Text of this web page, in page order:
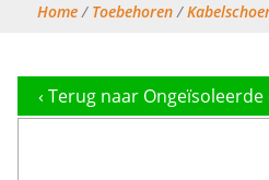
Home/ Toebehoren/
‹ Terug naar